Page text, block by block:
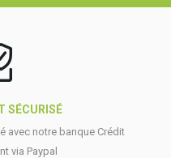
SÉCURISÉ
avec notre banque Crédit
via Paypal